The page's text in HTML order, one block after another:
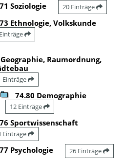
71 Soziologie 20 Einträge
73 Ethnologie, Volkskunde
Raumordnung,
Einträge
74.80 Demographie
12 Einträge
76 Sportwissenschaft
Einträge
77 Psychologie 26 Einträge